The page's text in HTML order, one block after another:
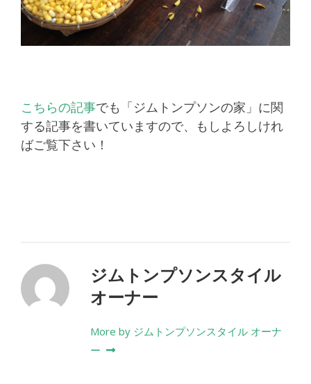
こちらの記事でも「ジムトンプソンの家」に関
する記事を書いていますので、もしよろしけれ
ばご覧下さい！
ジムトンプソンスタイル
オーナー
More by ジムトンプソンスタイル オーナ
ー